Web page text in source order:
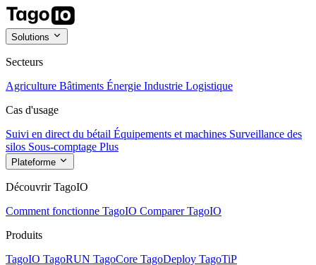
Solutions
Secteurs
Agriculture Bâtiments Énergie Industrie Logistique
Cas d'usage
Suivi en direct du bétail Équipements et machines Surveillance des
silos Sous-comptage Plus
Plateforme
Découvrir TagoIO
Comment fonctionne TagoIO Comparer TagoIO
Produits
TagoIO TagoRUN TagoCore TagoDeploy TagoTiP